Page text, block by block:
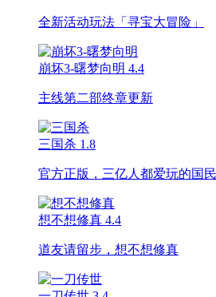
全新活动玩法「寻宝大冒险」
崩坏3-曙梦向明 4.4
主线第二部终章更新
三国杀 1.8
官方正版，三亿人都爱玩的国
想不想修真 4.4
道友请留步，想不想修真